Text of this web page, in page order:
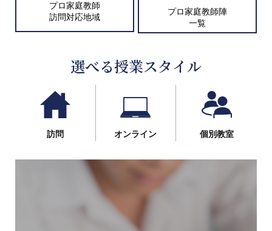
プロ家庭教師
訪問対応地域
プロ家庭教師陣
一覧
選べる授業スタイル
訪問 オンライン 個別教室